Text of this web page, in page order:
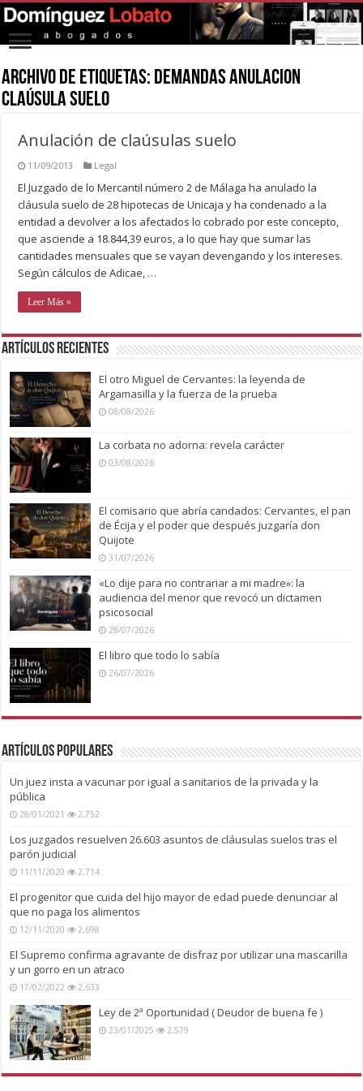
Archivo de Etiquetas: demandas anulacion
claúsula suelo
Anulación de claúsulas suelo
11/09/2013 Legal
El Juzgado de lo Mercantil número 2 de Málaga ha anulado la
cláusula suelo de 28 hipotecas de Unicaja y ha condenado a la
entidad a devolver a los afectados lo cobrado por este concepto,
que asciende a 18.844,39 euros, a lo que hay que sumar las
cantidades mensuales que se vayan devengando y los intereses.
Según cálculos de Adicae, …
Leer Más »
Artículos recientes
El otro Miguel de Cervantes: la leyenda de
Argamasilla y la fuerza de la prueba
08/08/2026
La corbata no adorna: revela carácter
03/08/2026
El comisario que abría candados: Cervantes, el pan
de Écija y el poder que después juzgaría don
Quijote
31/07/2026
«Lo dije para no contrariar a mi madre»: la
audiencia del menor que revocó un dictamen
psicosocial
28/07/2026
El libro que todo lo sabía
26/07/2026
Artículos Populares
Un juez insta a vacunar por igual a sanitarios de la privada y la
pública
28/01/2021 2,752
Los juzgados resuelven 26.603 asuntos de cláusulas suelos tras el
parón judicial
11/11/2020 2,714
El progenitor que cuida del hijo mayor de edad puede denunciar al
que no paga los alimentos
12/11/2020 2,698
El Supremo confirma agravante de disfraz por utilizar una mascarilla
y un gorro en un atraco
17/02/2022 2,633
Ley de 2ª Oportunidad ( Deudor de buena fe )
23/01/2025 2,579